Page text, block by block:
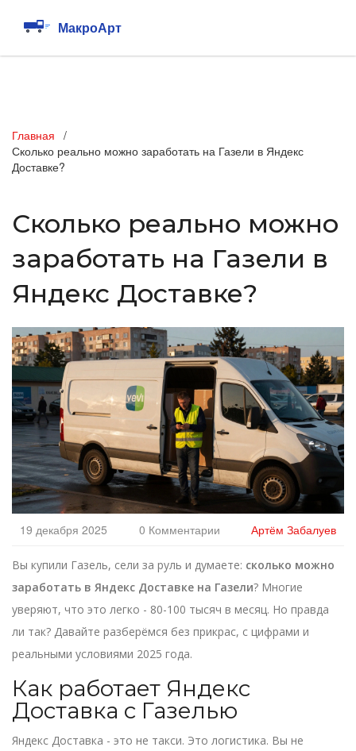
Главная
Сколько реально можно заработать на Газели в Яндекс
Доставке?
Сколько реально можно
заработать на Газели в
Яндекс Доставке?
19 декабря 2025 0 Комментарии Артём Забалуев
Вы купили Газель, сели за руль и думаете: сколько можно
заработать в Яндекс Доставке на Газели? Многие
уверяют, что это легко - 80-100 тысяч в месяц. Но правда
ли так? Давайте разберёмся без прикрас, с цифрами и
реальными условиями 2025 года.
Как работает Яндекс
Доставка с Газелью
Яндекс Доставка - это не такси. Это логистика. Вы не